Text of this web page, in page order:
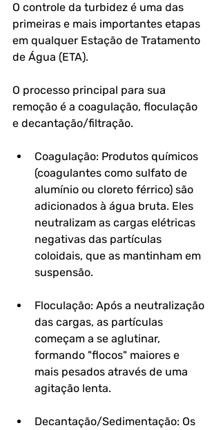
O controle da turbidez é uma das
primeiras e mais importantes etapas
em qualquer Estação de Tratamento
de Água (ETA).
O processo principal para sua
remoção é a coagulação, floculação
e decantação/filtração.
Coagulação: Produtos químicos
(coagulantes como sulfato de
alumínio ou cloreto férrico) são
adicionados à água bruta. Eles
neutralizam as cargas elétricas
negativas das partículas
coloidais, que as mantinham em
suspensão.
Floculação: Após a neutralização
das cargas, as partículas
começam a se aglutinar,
formando "flocos" maiores e
mais pesados através de uma
agitação lenta.
Decantação/Sedimentação: Os